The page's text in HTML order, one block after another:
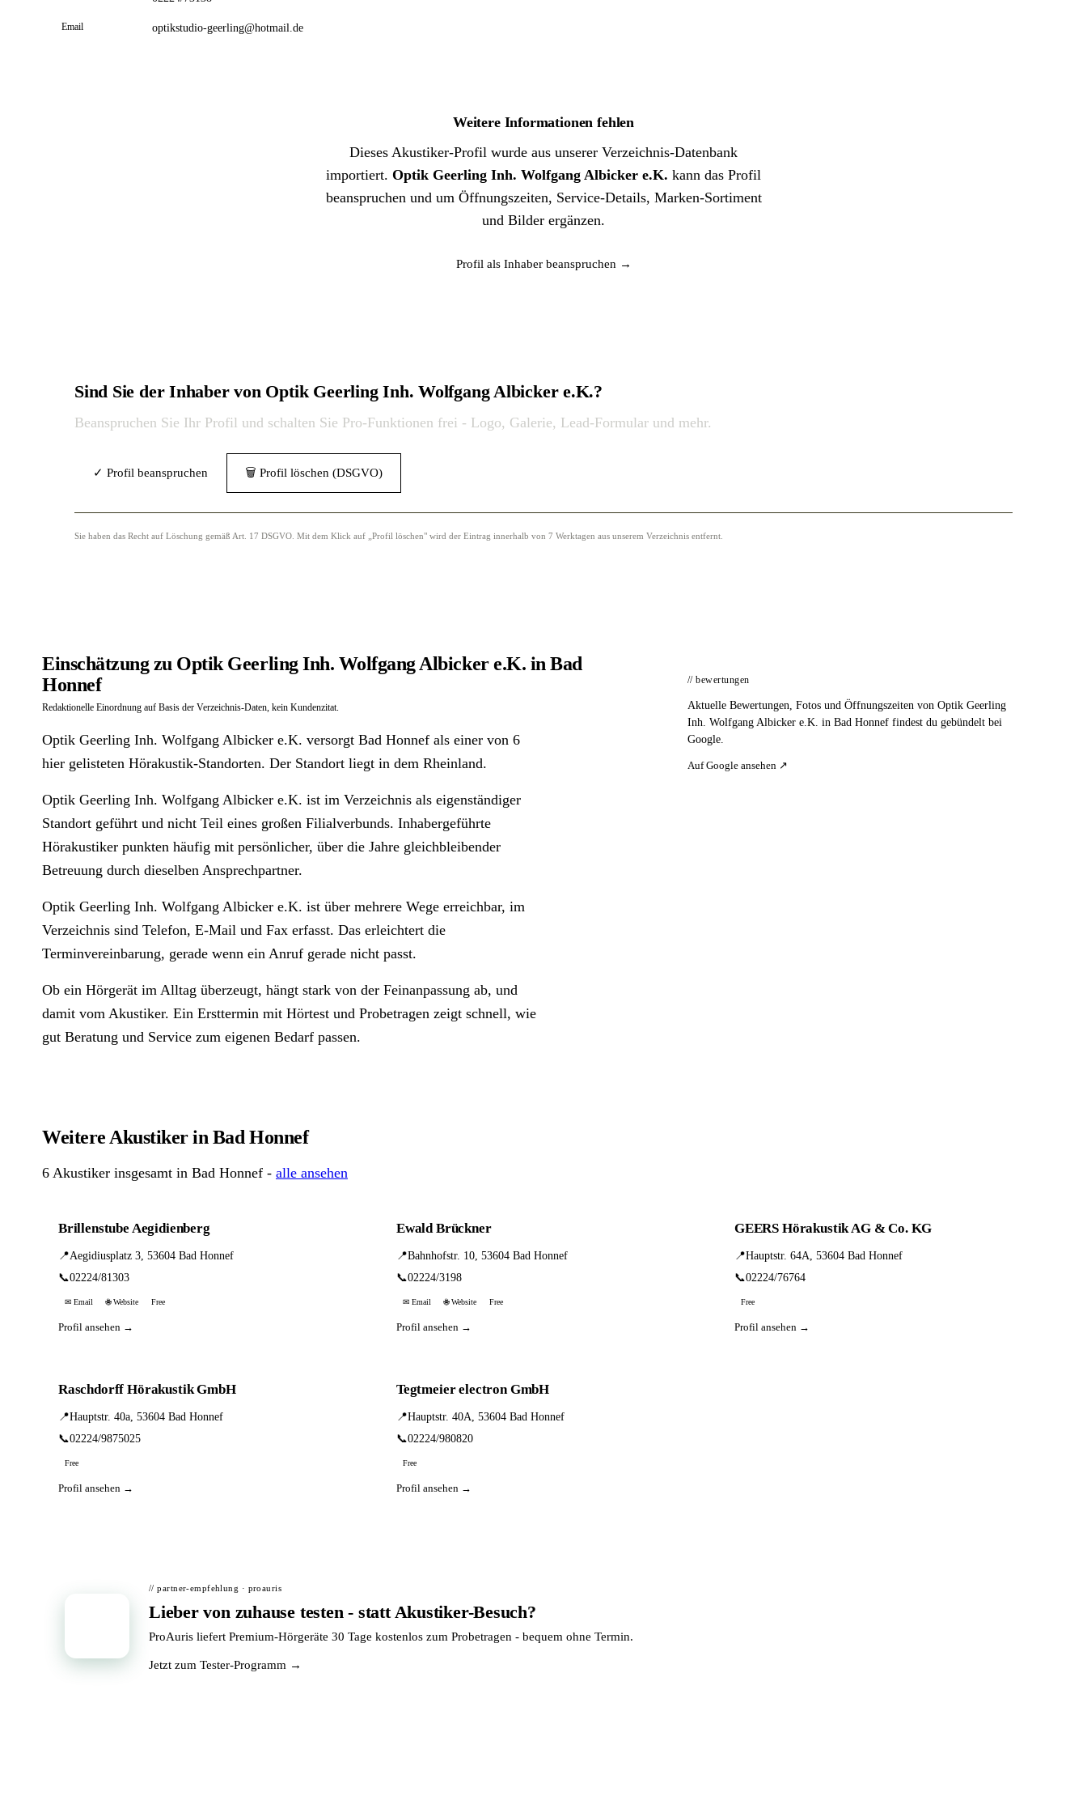
Email optikstudio-geerling@hotmail.de
Weitere Informationen fehlen
Dieses Akustiker-Profil wurde aus unserer Verzeichnis-Datenbank
importiert. Optik Geerling Inh. Wolfgang Albicker e.K. kann das Profil
beanspruchen und um Öffnungszeiten, Service-Details, Marken-Sortiment
und Bilder ergänzen.
Profil als Inhaber beanspruchen →
Sind Sie der Inhaber von Optik Geerling Inh. Wolfgang Albicker e.K.?
Beanspruchen Sie Ihr Profil und schalten Sie Pro-Funktionen frei - Logo, Galerie, Lead-Formular und mehr.
✓ Profil beanspruchen 🗑 Profil löschen (DSGVO)
Sie haben das Recht auf Löschung gemäß Art. 17 DSGVO. Mit dem Klick auf „Profil löschen" wird der Eintrag innerhalb von 7 Werktagen aus unserem Verzeichnis entfernt.
Einschätzung zu Optik Geerling Inh. Wolfgang Albicker e.K. in Bad
Honnef
Redaktionelle Einordnung auf Basis der Verzeichnis-Daten, kein Kundenzitat.
Optik Geerling Inh. Wolfgang Albicker e.K. versorgt Bad Honnef als einer von 6
hier gelisteten Hörakustik-Standorten. Der Standort liegt in dem Rheinland.
Optik Geerling Inh. Wolfgang Albicker e.K. ist im Verzeichnis als eigenständiger
Standort geführt und nicht Teil eines großen Filialverbunds. Inhabergeführte
Hörakustiker punkten häufig mit persönlicher, über die Jahre gleichbleibender
Betreuung durch dieselben Ansprechpartner.
Optik Geerling Inh. Wolfgang Albicker e.K. ist über mehrere Wege erreichbar, im
Verzeichnis sind Telefon, E-Mail und Fax erfasst. Das erleichtert die
Terminvereinbarung, gerade wenn ein Anruf gerade nicht passt.
Ob ein Hörgerät im Alltag überzeugt, hängt stark von der Feinanpassung ab, und
damit vom Akustiker. Ein Ersttermin mit Hörtest und Probetragen zeigt schnell, wie
gut Beratung und Service zum eigenen Bedarf passen.
// bewertungen
Aktuelle Bewertungen, Fotos und Öffnungszeiten von Optik Geerling
Inh. Wolfgang Albicker e.K. in Bad Honnef findest du gebündelt bei
Google.
Auf Google ansehen ↗
Weitere Akustiker in Bad Honnef
6 Akustiker insgesamt in Bad Honnef - alle ansehen
Brillenstube Aegidienberg
📍Aegidiusplatz 3, 53604 Bad Honnef
📞02224/81303
✉ Email 🌐 Website Free
Profil ansehen →
Ewald Brückner
📍Bahnhofstr. 10, 53604 Bad Honnef
📞02224/3198
✉ Email 🌐 Website Free
Profil ansehen →
GEERS Hörakustik AG & Co. KG
📍Hauptstr. 64A, 53604 Bad Honnef
📞02224/76764
Free
Profil ansehen →
Raschdorff Hörakustik GmbH
📍Hauptstr. 40a, 53604 Bad Honnef
📞02224/9875025
Free
Profil ansehen →
Tegtmeier electron GmbH
📍Hauptstr. 40A, 53604 Bad Honnef
📞02224/980820
Free
Profil ansehen →
// partner-empfehlung · proauris
Lieber von zuhause testen - statt Akustiker-Besuch?
ProAuris liefert Premium-Hörgeräte 30 Tage kostenlos zum Probetragen - bequem ohne Termin.
Jetzt zum Tester-Programm →